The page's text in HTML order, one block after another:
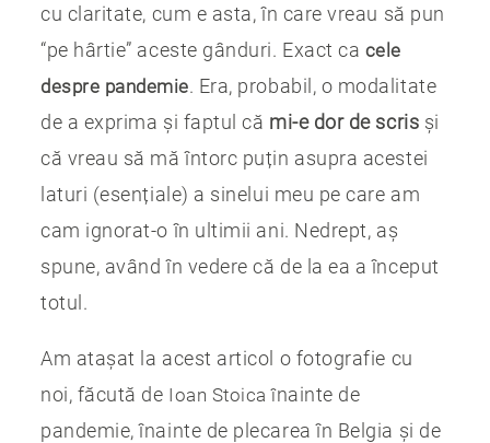
cu claritate, cum e asta, în care vreau să pun
“pe hârtie” aceste gânduri. Exact ca cele
despre pandemie. Era, probabil, o modalitate
de a exprima și faptul că mi-e dor de scris și
că vreau să mă întorc puțin asupra acestei
laturi (esențiale) a sinelui meu pe care am
cam ignorat-o în ultimii ani. Nedrept, aș
spune, având în vedere că de la ea a început
totul.
Am atașat la acest articol o fotografie cu
noi, făcută de Ioan Stoica înainte de
pandemie, înainte de plecarea în Belgia și de